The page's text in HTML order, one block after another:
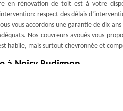
en rénovation de toit est à votre
respect des délais
vous accordons une garantie de dix
Nos couvreurs avoués vous
habile, mais surtout chevronnée et
à Noisy Rudignon